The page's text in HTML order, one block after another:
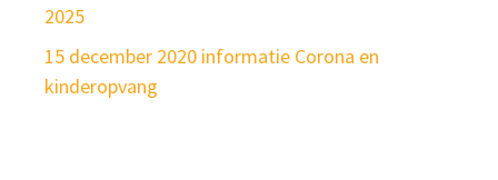
2025
15 december 2020 informatie Corona en
kinderopvang